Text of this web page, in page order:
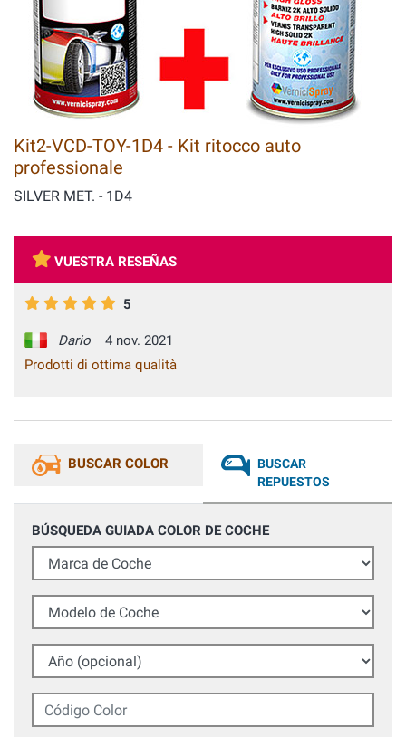
Kit2-VCD-TOY-1D4 - Kit ritocco auto
professionale
SILVER MET. - 1D4
VUESTRA RESEÑAS
5
Dario
4 nov. 2021
Prodotti di ottima qualità
BUSCAR COLOR
BUSCAR
REPUESTOS
BÚSQUEDA GUIADA COLOR DE COCHE
Marca de Coche
Modelo de Coche
Año (opcional)
Código Color